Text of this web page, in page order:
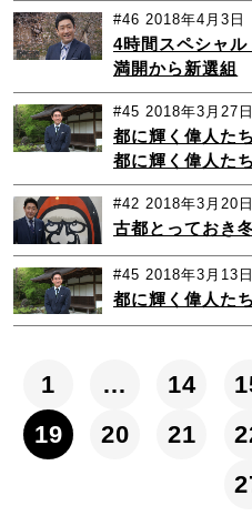
#46 2018年4月3日
4時間スペシャ
満開から新選組
#45 2018年3月27
都に輝く偉人た
都に輝く偉人た
#42 2018年3月20
古都とっておき
#45 2018年3月13
都に輝く偉人た
1 … 14
19
20 21